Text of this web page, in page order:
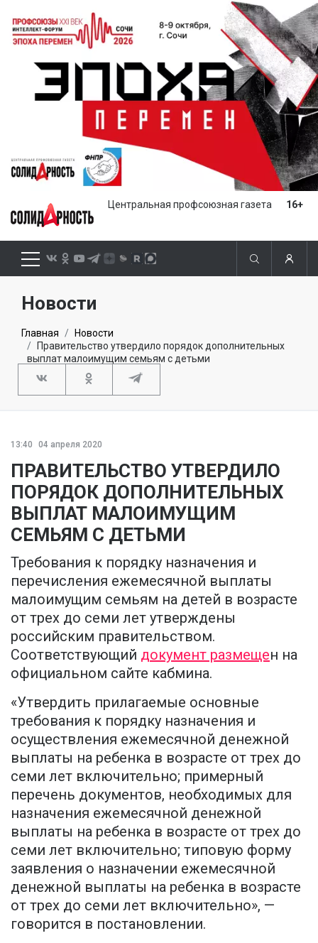
Центральная профсоюзная газета 16+
Новости
Главная
Новости
Правительство утвердило порядок дополнительных
выплат малоимущим семьям с детьми
13:40 04 апреля 2020
ПРАВИТЕЛЬСТВО УТВЕРДИЛО
ПОРЯДОК ДОПОЛНИТЕЛЬНЫХ
ВЫПЛАТ МАЛОИМУЩИМ
СЕМЬЯМ С ДЕТЬМИ
Требования к порядку назначения и
перечисления ежемесячной выплаты
малоимущим семьям на детей в возрасте
от трех до семи лет утверждены
российским правительством.
Соответствующий документ размещен на
официальном сайте кабмина.
«Утвердить прилагаемые основные
требования к порядку назначения и
осуществления ежемесячной денежной
выплаты на ребенка в возрасте от трех до
семи лет включительно; примерный
перечень документов, необходимых для
назначения ежемесячной денежной
выплаты на ребенка в возрасте от трех до
семи лет включительно; типовую форму
заявления о назначении ежемесячной
денежной выплаты на ребенка в возрасте
от трех до семи лет включительно», —
говорится в постановлении.